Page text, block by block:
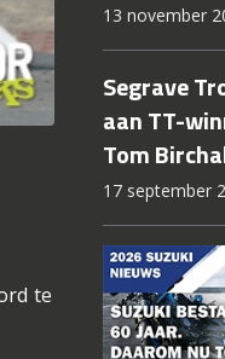
te
13 november
Segrave
aan TT-
Tom
17 september